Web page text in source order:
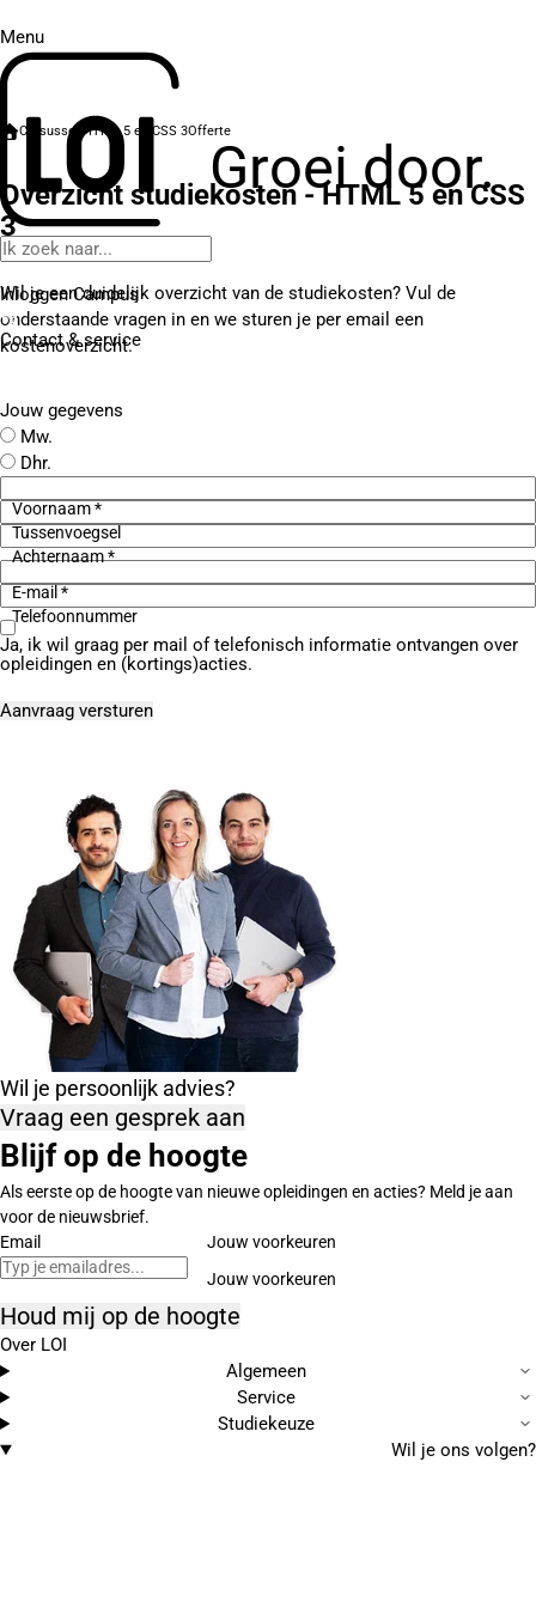
Menu
Groei door.
Inloggen Campus
Contact& service
Cursussen HTML 5 en CSS 3Offerte
Overzicht studiekosten - HTML 5 en CSS
3
Wil je een duidelijk overzicht van de studiekosten? Vul de
onderstaande vragen in en we sturen je per email een
kostenoverzicht.
Jouw gegevens
Mw.
Dhr.
Voornaam *
Tussenvoegsel
Achternaam *
E-mail *
Telefoonnummer
Ja, ik wil graag per mail of telefonisch informatie ontvangen over
opleidingen en (kortings)acties.
Wil je persoonlijk advies?
Vraag een gesprek aan
Blijf op de hoogte
Als eerste op de hoogte van nieuwe opleidingen en acties? Meld je aan
voor de nieuwsbrief.
Email
Jouw voorkeuren
Houd mij op de hoogte
Over LOI
Algemeen
Service
Studiekeuze
Wil je ons volgen?